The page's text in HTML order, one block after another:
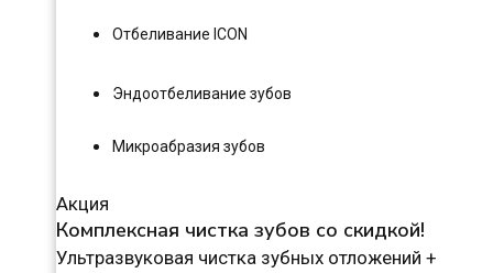
Отбеливание ICON
Эндоотбеливание зубов
Микроабразия зубов
Акция
Комплексная чистка зубов со скидкой!
Ультразвуковая чистка зубных отложений +